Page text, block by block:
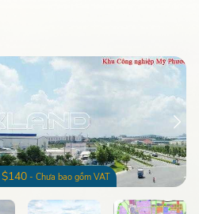
$140 - Chưa bao gồm VAT